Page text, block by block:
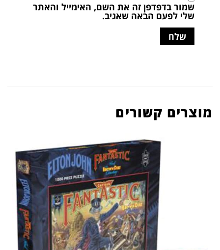
שמור בדפדפן זה את השם, האימייל והאתר
שלי לפעם הבאה שאגיב.
מוצרים קשורים